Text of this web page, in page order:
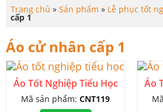
Trang chủ » Sản phẩm » Lễ phục tốt
cấp 1
Áo cử nhân cấp 1
Áo Tốt Nghiệp Tiểu Học
Mã sản phẩm: CNT119
Áo